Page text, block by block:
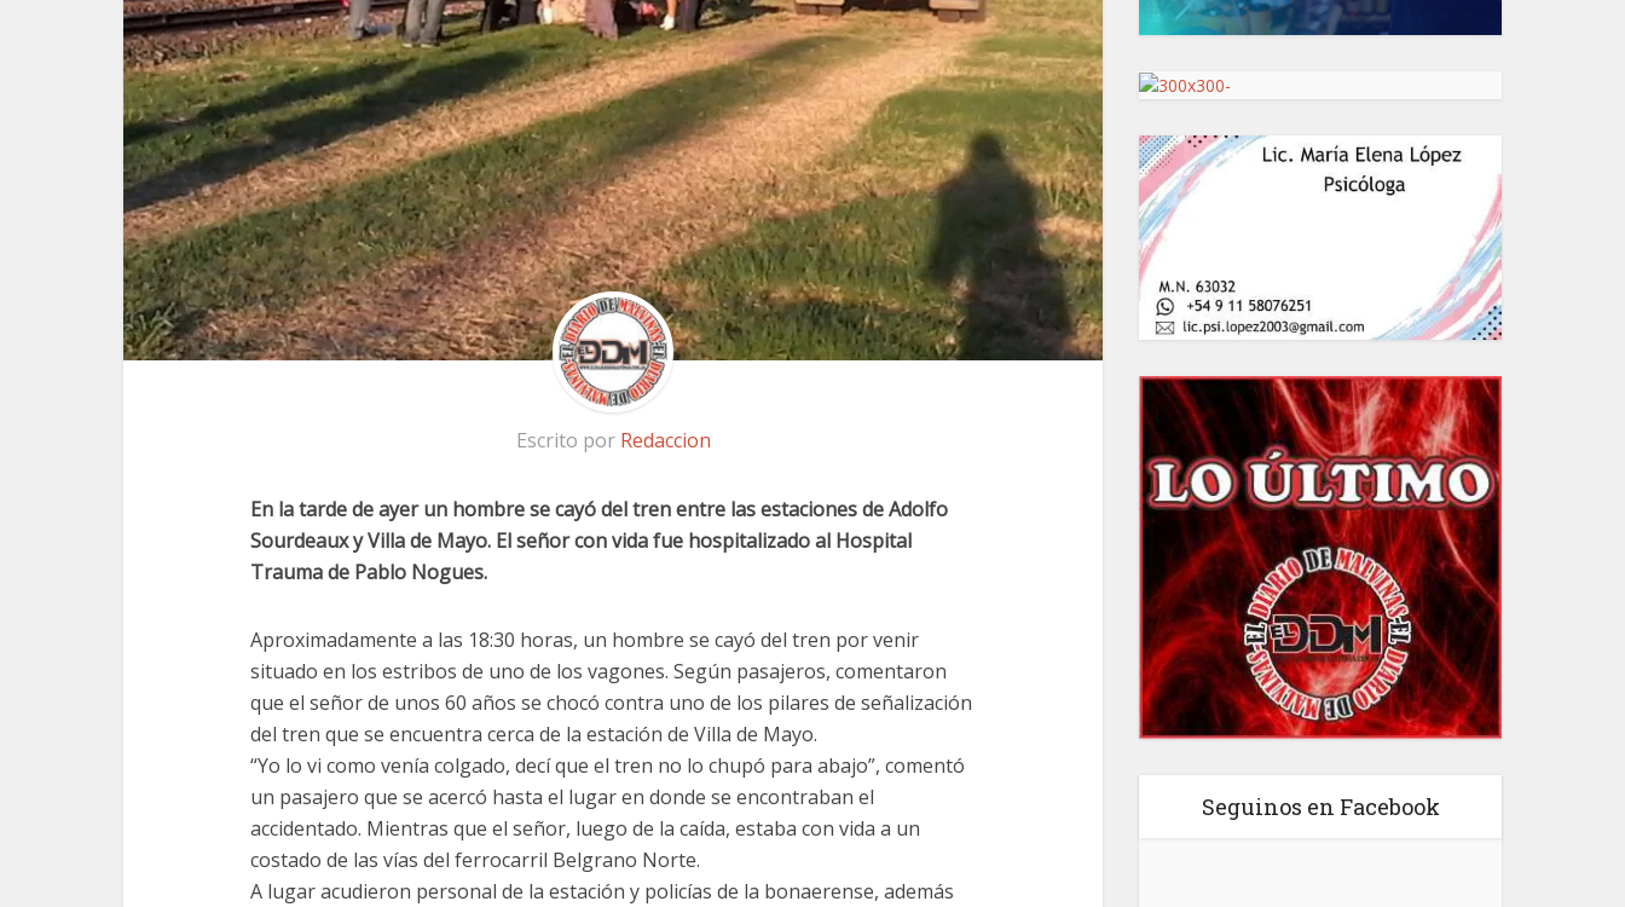
Escrito por Redaccion
En la tarde de ayer un hombre se cayó del tren entre las estaciones de Adolfo
Sourdeaux y Villa de Mayo. El señor con vida fue hospitalizado al Hospital
Trauma de Pablo Nogues.
Aproximadamente a las 18:30 horas, un hombre se cayó del tren por venir
situado en los estribos de uno de los vagones. Según pasajeros, comentaron
que el señor de unos 60 años se chocó contra uno de los pilares de señalización
del tren que se encuentra cerca de la estación de Villa de Mayo.
“Yo lo vi como venía colgado, decí que el tren no lo chupó para abajo”, comentó
un pasajero que se acercó hasta el lugar en donde se encontraban el
accidentado. Mientras que el señor, luego de la caída, estaba con vida a un
costado de las vías del ferrocarril Belgrano Norte.
A lugar acudieron personal de la estación y policías de la bonaerense, además
Seguinos en Facebook